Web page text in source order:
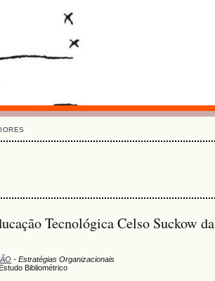
Tecnológica Celso Suckow da
- Estratégias Organizacionais
Bibliométrico